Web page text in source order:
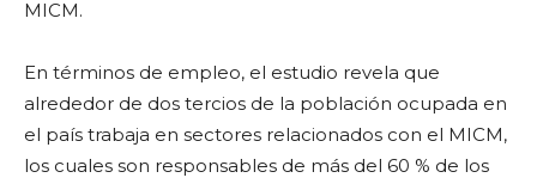
MICM.
En términos de empleo, el estudio revela que
alrededor de dos tercios de la población ocupada en
el país trabaja en sectores relacionados con el MICM,
los cuales son responsables de más del 60 % de los